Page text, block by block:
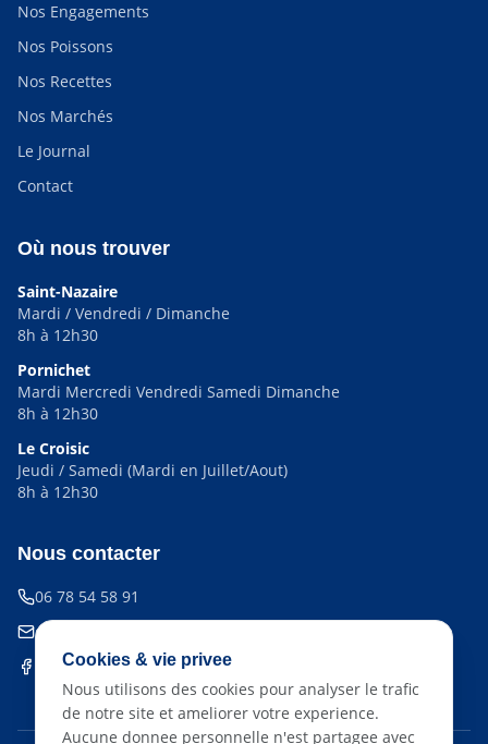
Nos Engagements
Nos Poissons
Nos Recettes
Nos Marchés
Le Journal
Contact
Où nous trouver
Saint-Nazaire
Mardi / Vendredi / Dimanche
8h à 12h30
Pornichet
Mardi Mercredi Vendredi Samedi Dimanche
8h à 12h30
Le Croisic
Jeudi / Samedi (Mardi en Juillet/Aout)
8h à 12h30
Nous contacter
06 78 54 58 91
contact@ventdularge.app
Suivez-nous sur Facebook
Cookies & vie privee
Nous utilisons des cookies pour analyser le trafic
de notre site et ameliorer votre experience.
Aucune donnee personnelle n'est partagee avec